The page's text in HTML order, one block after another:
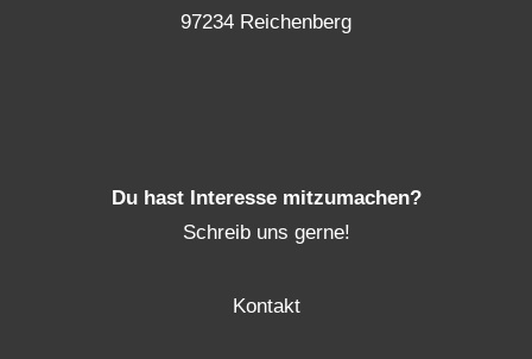
97234 Reichenberg
Du hast Interesse mitzumachen?
Schreib uns gerne!
Kontakt